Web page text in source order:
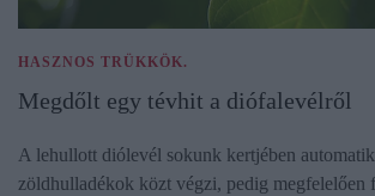
HASZNOS TRÜKKÖK.
Megdőlt egy tévhit a diófalevélről
A lehullott diólevél sokunk kertjében
zöldhulladékok közt végzi, pedig megfelelően